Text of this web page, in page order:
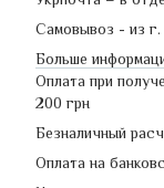
Самовывоз - из г.
Больше
Оплата при
200 грн
Безналичный
Оплата на